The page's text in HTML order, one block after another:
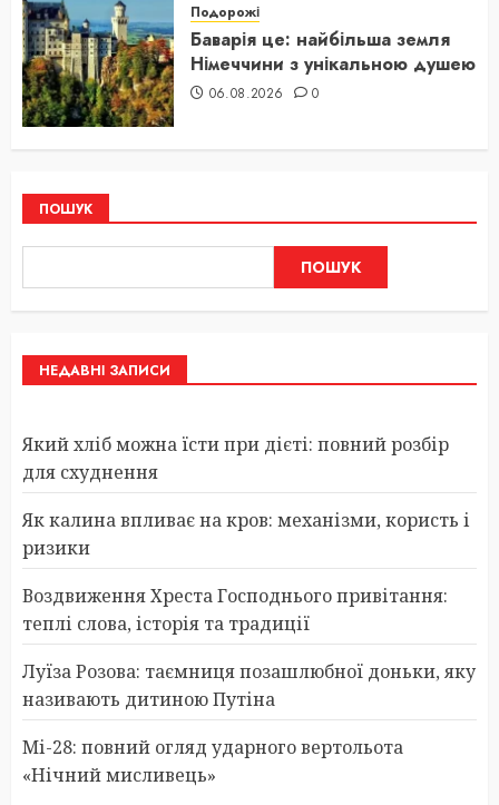
Подорожі
Баварія це: найбільша земля
Німеччини з унікальною душею
06.08.2026 0
ПОШУК
ПОШУК
НЕДАВНІ ЗАПИСИ
Який хліб можна їсти при дієті: повний розбір
для схуднення
Як калина впливає на кров: механізми, користь і
ризики
Воздвиження Хреста Господнього привітання:
теплі слова, історія та традиції
Луїза Розова: таємниця позашлюбної доньки, яку
називають дитиною Путіна
Мі-28: повний огляд ударного вертольота
«Нічний мисливець»